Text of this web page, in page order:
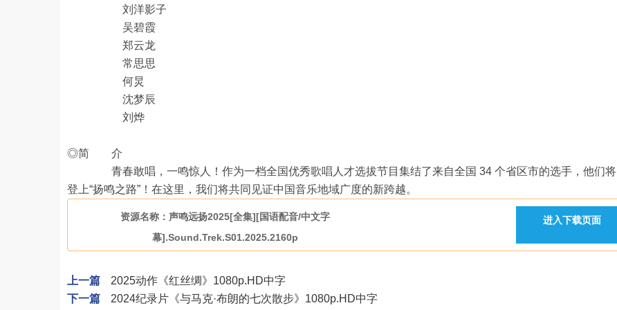
刘洋影子
吴碧霞
郑云龙
常思思
何炅
沈梦辰
刘烨
◎简 介
青春敢唱，一鸣惊人！作为一档全国优秀歌唱人才选拔节目集结了来自全国 34 个省区市的选手，他们将
登上“扬鸣之路”！在这里，我们将共同见证中国音乐地域广度的新跨越。
资源名称：声鸣远扬2025[全集][国语配音/中文字
幕].Sound.Trek.S01.2025.2160p
进入下载页面
上一篇
2025动作《红丝绸》1080p.HD中字
下一篇
2024纪录片《与马克·布朗的七次散步》1080p.HD中字